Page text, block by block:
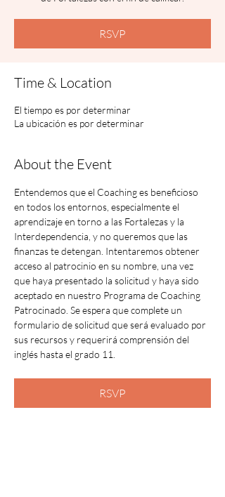
RSVP
Time & Location
El tiempo es por determinar
La ubicación es por determinar
About the Event
Entendemos que el Coaching es beneficioso
en todos los entornos, especialmente el
aprendizaje en torno a las Fortalezas y la
Interdependencia, y no queremos que las
finanzas te detengan. Intentaremos obtener
acceso al patrocinio en su nombre, una vez
que haya presentado la solicitud y haya sido
aceptado en nuestro Programa de Coaching
Patrocinado. Se espera que complete un
formulario de solicitud que será evaluado por
sus recursos y requerirá comprensión del
inglés hasta el grado 11.
RSVP